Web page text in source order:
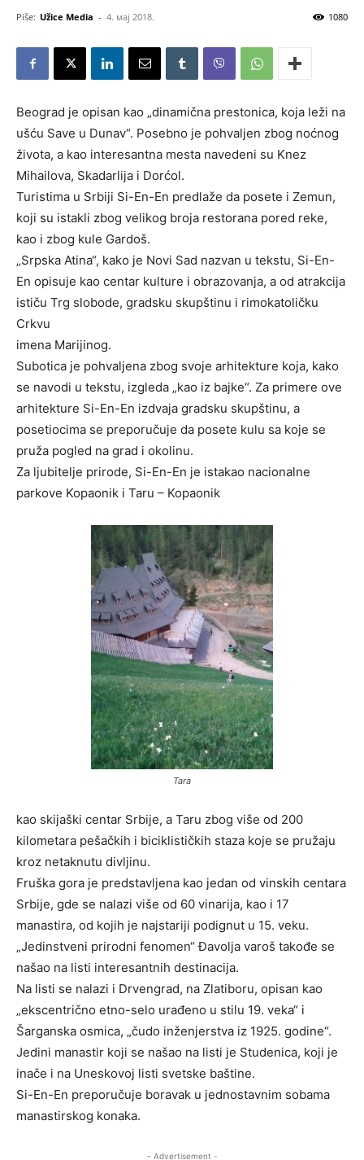
Piše: Užice Media - 4. мај 2018. 1080
Beograd je opisan kao „dinamična prestonica, koja leži na
ušću Save u Dunav“. Posebno je pohvaljen zbog noćnog
života, a kao interesantna mesta navedeni su Knez
Mihailova, Skadarlija i Dorćol.
Turistima u Srbiji Si-En-En predlaže da posete i Zemun,
koji su istakli zbog velikog broja restorana pored reke,
kao i zbog kule Gardoš.
„Srpska Atina“, kako je Novi Sad nazvan u tekstu, Si-En-
En opisuje kao centar kulture i obrazovanja, a od atrakcija
ističu Trg slobode, gradsku skupštinu i rimokatoličku
Crkvu
imena Marijinog.
Subotica je pohvaljena zbog svoje arhitekture koja, kako
se navodi u tekstu, izgleda „kao iz bajke“. Za primere ove
arhitekture Si-En-En izdvaja gradsku skupštinu, a
posetiocima se preporučuje da posete kulu sa koje se
pruža pogled na grad i okolinu.
Za ljubitelje prirode, Si-En-En je istakao nacionalne
parkove Kopaonik i Taru – Kopaonik
Tara
kao skijaški centar Srbije, a Taru zbog više od 200
kilometara pešačkih i biciklističkih staza koje se pružaju
kroz netaknutu divljinu.
Fruška gora je predstavljena kao jedan od vinskih centara
Srbije, gde se nalazi više od 60 vinarija, kao i 17
manastira, od kojih je najstariji podignut u 15. veku.
„Jedinstveni prirodni fenomen“ Đavolja varoš takođe se
našao na listi interesantnih destinacija.
Na listi se nalazi i Drvengrad, na Zlatiboru, opisan kao
„ekscentrično etno-selo urađeno u stilu 19. veka“ i
Šarganska osmica, „čudo inženjerstva iz 1925. godine“.
Jedini manastir koji se našao na listi je Studenica, koji je
inače i na Uneskovoj listi svetske baštine.
Si-En-En preporučuje boravak u jednostavnim sobama
manastirskog konaka.
- Advertisement -